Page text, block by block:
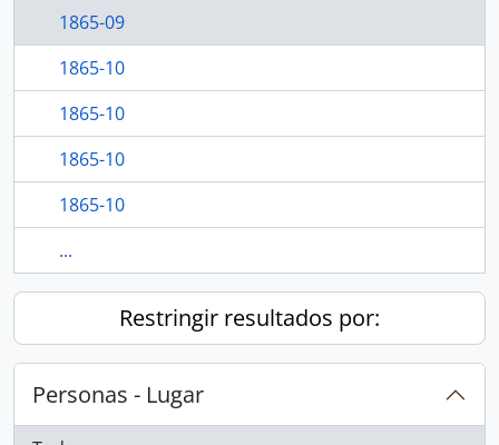
1865-09
1865-10
1865-10
1865-10
1865-10
...
Restringir resultados por:
Personas - Lugar